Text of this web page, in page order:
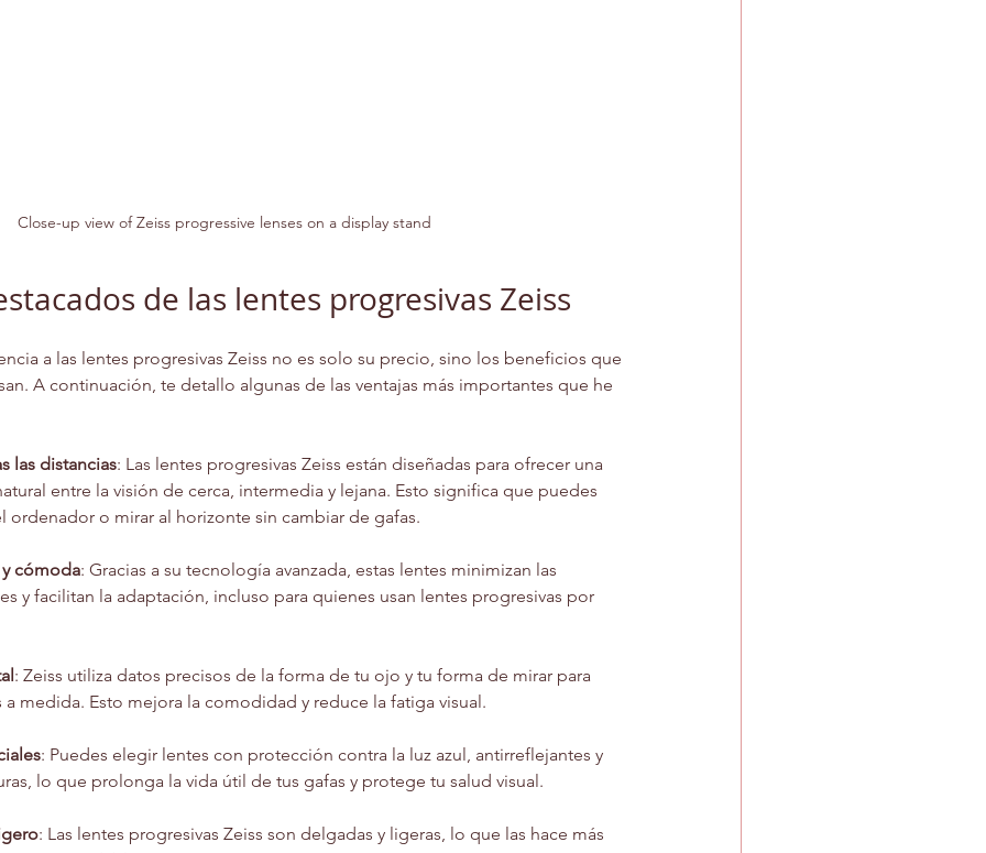
Close-up view of Zeiss progressive lenses on a display stand
de las lentes progresivas Zeiss
a las lentes progresivas Zeiss no es solo su precio, sino los beneficios que
A continuación, te detallo algunas de las ventajas más importantes que he
las distancias: Las lentes progresivas Zeiss están diseñadas para ofrecer una
entre la visión de cerca, intermedia y lejana. Esto significa que puedes
ordenador o mirar al horizonte sin cambiar de gafas.
cómoda: Gracias a su tecnología avanzada, estas lentes minimizan las
y facilitan la adaptación, incluso para quienes usan lentes progresivas por
: Zeiss utiliza datos precisos de la forma de tu ojo y tu forma de mirar para
a medida. Esto mejora la comodidad y reduce la fatiga visual.
: Puedes elegir lentes con protección contra la luz azul, antirreflejantes y
lo que prolonga la vida útil de tus gafas y protege tu salud visual.
: Las lentes progresivas Zeiss son delgadas y ligeras, lo que las hace más